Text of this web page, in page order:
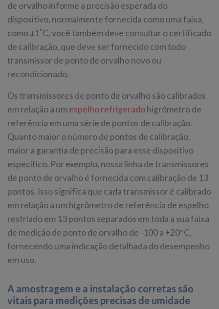
de orvalho informe a precisão esperada do
dispositivo, normalmente fornecida como uma faixa,
como ±1°C, você também deve consultar o certificado
de calibração, que deve ser fornecido com todo
transmissor de ponto de orvalho novo ou
recondicionado.
Os transmissores de ponto de orvalho são calibrados
em relação a um espelho refrigeradohigrômetro de
referência em uma série de pontos de calibração.
Quanto maior o número de pontos de calibração,
maior a garantia de precisão para esse dispositivo
específico. Por exemplo, nossa linha de transmissores
de ponto de orvalho é fornecida com calibração de 13
pontos. Isso significa que cada transmissor é calibrado
em relação a um higrômetro de referência de espelho
resfriado em 13 pontos separados em toda a sua faixa
de medição de ponto de orvalho de -100 a +20°C,
fornecendo uma indicação detalhada do desempenho
em uso.
A amostragem e a instalação corretas são
vitais para medições precisas de umidade